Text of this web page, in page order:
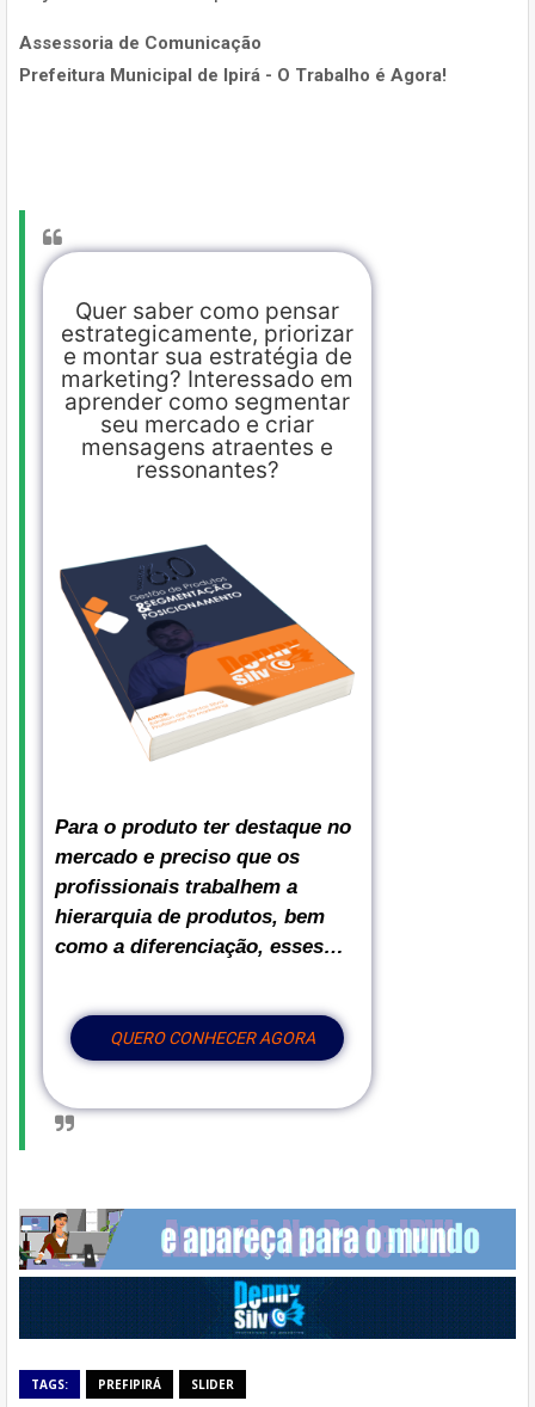
Assessoria de Comunicação
Prefeitura Municipal de Ipirá - O Trabalho é Agora!
Quer saber como pensar
estrategicamente, priorizar
e montar sua estratégia de
marketing? Interessado em
aprender como segmentar
seu mercado e criar
mensagens atraentes e
ressonantes?
Para o produto ter destaque no
mercado e preciso que os
profissionais trabalhem a
hierarquia de produtos, bem
como a diferenciação, esses…
QUERO CONHECER AGORA
TAGS: PREFIPIRÁ SLIDER